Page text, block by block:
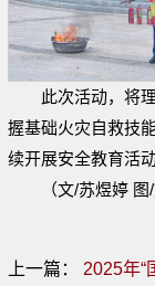
此次活动，将
握基础火灾自救技
续开展安全教育活
（文/苏煜婷 图
上一篇： 2025年“